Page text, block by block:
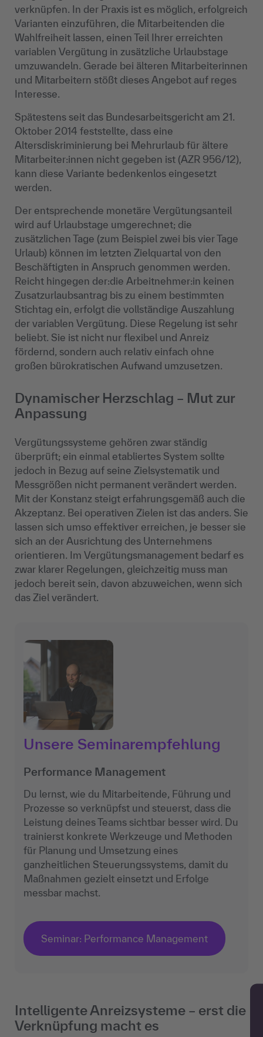
verknüpfen. In der Praxis ist es möglich, erfolgreich
Varianten einzuführen, die Mitarbeitenden die
Wahlfreiheit lassen, einen Teil Ihrer erreichten
variablen Vergütung in zusätzliche Urlaubstage
umzuwandeln. Gerade bei älteren Mitarbeiterinnen
und Mitarbeitern stößt dieses Angebot auf reges
Interesse.
Spätestens seit das Bundesarbeitsgericht am 21.
Oktober 2014 feststellte, dass eine
Altersdiskriminierung bei Mehrurlaub für ältere
Mitarbeiter:innen nicht gegeben ist (AZR 956/12),
kann diese Variante bedenkenlos eingesetzt
werden.
Der entsprechende monetäre Vergütungsanteil
wird auf Urlaubstage umgerechnet; die
zusätzlichen Tage (zum Beispiel zwei bis vier Tage
Urlaub) können im letzten Zielquartal von den
Beschäftigten in Anspruch genommen werden.
Reicht hingegen der:die Arbeitnehmer:in keinen
Zusatzurlaubsantrag bis zu einem bestimmten
Stichtag ein, erfolgt die vollständige Auszahlung
der variablen Vergütung. Diese Regelung ist sehr
beliebt. Sie ist nicht nur flexibel und Anreiz
fördernd, sondern auch relativ einfach ohne
großen bürokratischen Aufwand umzusetzen.
Dynamischer Herzschlag – Mut zur
Anpassung
Vergütungssysteme gehören zwar ständig
überprüft; ein einmal etabliertes System sollte
jedoch in Bezug auf seine Zielsystematik und
Messgrößen nicht permanent verändert werden.
Mit der Konstanz steigt erfahrungsgemäß auch die
Akzeptanz. Bei operativen Zielen ist das anders. Sie
lassen sich umso effektiver erreichen, je besser sie
sich an der Ausrichtung des Unternehmens
orientieren. Im Vergütungsmanagement bedarf es
zwar klarer Regelungen, gleichzeitig muss man
jedoch bereit sein, davon abzuweichen, wenn sich
das Ziel verändert.
Unsere Seminarempfehlung
Performance Management
Du lernst, wie du Mitarbeitende, Führung und
Prozesse so verknüpfst und steuerst, dass die
Leistung deines Teams sichtbar besser wird. Du
trainierst konkrete Werkzeuge und Methoden
für Planung und Umsetzung eines
ganzheitlichen Steuerungssystems, damit du
Maßnahmen gezielt einsetzt und Erfolge
messbar machst.
Seminar: Performance Management
Intelligente Anreizsysteme – erst die
Verknüpfung macht es